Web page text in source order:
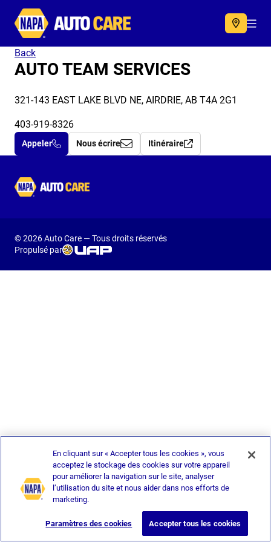
Autocare
Back
AUTO TEAM SERVICES
321-143 EAST LAKE BLVD NE, AIRDRIE, AB T4A 2G1
403-919-8326
Appeler Nous écrire Itinéraire
Autocare
© 2026 Auto Care — Tous droits réservés
Propulsé par
En cliquant sur « Accepter tous les cookies », vous
acceptez le stockage des cookies sur votre appareil
pour améliorer la navigation sur le site, analyser
l’utilisation du site et nous aider dans nos efforts de
marketing.
Paramètres des cookies Accepter tous les cookies